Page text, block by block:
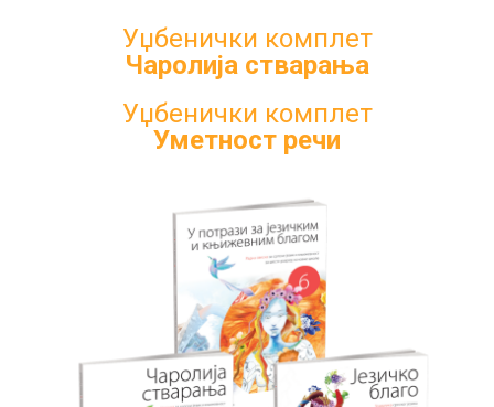
Уџбенички комплет
Чаролија стварања
Уџбенички комплет
Уметност речи